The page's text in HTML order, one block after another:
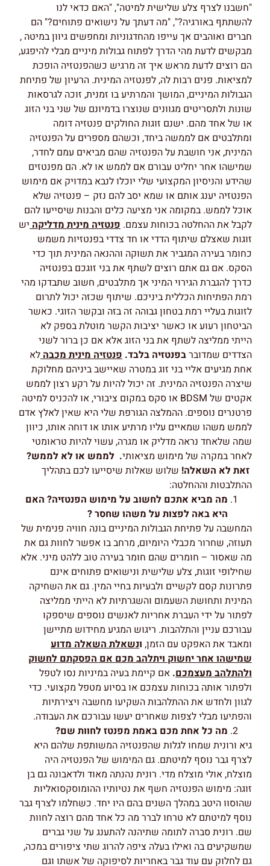
"חשבנו לצרף צלע שלישית למיטה", "האם כדאי לנו
להשתתף באורגיה?", "מה דעתך על נישואים פתוחים?" הם
חברים ואוהבים אך עייפו מהחדגוניות ומחפשים גיוון במיטה ,
מבקשים לדעת מהי הדרך לפתוח גבולות מיניים מבלי להיפגע,
הם רוצים לדעת מראש איך זה מרגיש כשהפנטזיה הופכת
למציאות. פנים רבות לה, לפנטזיה המינית. הרעיון של פתיחת
הגבולות המיניים, המושך והמרתיע בו זמנית, זוכה לגרסאות
שונות ולתסריטים מגוונים שנוצרו בדמיונם של שני בני הזוג
או של אחד מהם. ישנם זוגות החולקים פנטזיה דומה
ומתלבטים אם לממשה ביחד, וכשהם מספרים על הפנטזיה
המינית, אני חושבת על הפנטזיה שהם מביאים עמם לחדר,
שמישהו אחר יחליט עבורם אם לממש או לא. הם מפנטזים
שהידע והניסיון המקצועי שלי יוכלו לנבא במדויק אם מימוש
הפנטזיה יענג אותם או שמא יסב להם נזק – פנטזיה שלא
אוכל לממש. במקומה אני מציעה כלים והבנות שיסייעו להם
לקבל את ההחלטה בכוחות עצמם. פנטזיה מינית מדליקהיש
זוגות שאצלם שיתוף הדדי או חד צדדי בפנטזיות משמש
כחומר בעירה המגביר את תשוקה וההנאה המינית תוך כדי
הסקס. אם גם אתם רוצים לשתף את בני זוגכם בפנטזיה
כדרך להגברת הגירוי המיני אך מתלבטים, חשוב שתבדקו מהי
רמת הפתיחות הכללית ביניכם. שיתוף שכזה יכול לתרום
לזוגות בעליי רמת בטחון גבוהה זה בזה ובקשר הזוגי. כאשר
הביטחון רעוע או כאשר יציבות הקשר מוטלת בספק לא
הייתי ממליצה לשתף את בני הזוג אלא אם כן ברור לשני
הצדדים שמדוברבפנטזיה בלבד. פנטזיה מינית מכבהלא
אחת מגיעים אליי בני זוג במטרה שאיישב ביניהם מחלוקת
שיצרה הפנטזיה המינית. זה יכול להיות על רקע רצון לממש
אקטים של BDSM או סקס במקום ציבורי, או להכניס למיטה
פרטנרים נוספים. ההמלצה הגורפת שלי היא שאין לאלץ אדם
לממש משהו שמאיים עליו מרתיע אותו או דוחה אותו, כיוון
שמה שלאחד נראה מדליק או מגרה, עשוי להיות טראומטי
לאחר במקרה של מימוש מציאותי. לממש או לא לממש?
זאת לא השאלה! שלוש שאלות שיסייעו לכם בתהליך
ההתלבטות וההחלטה:
מה מביא אתכם לחשוב על מימוש הפנטזיה? האם
היא באה לפצות על משהו שחסר ?
המחשבה על פתיחת הגבולות המיניים בונה חוויה פנימית של
תעוזה, שחרור מכבלי היומיום, מרחב בו אפשר לחוות גם את
מה שאסור – חומרים שהם חומר בעירה טוב ללהט מיני. אלא
שחילופי זוגות, צלע שלישית ונישואים פתוחים אינם
פתרונות קסם לקשיים ולבעיות בחיי המין. גם את השחיקה
המינית ותחושת השעמום והשגרתיות לא הייתי ממליצה
לפתור על ידי העברת אחריות לאנשים נוספים שיספקו
עבורכם עניין והתלהבות. ריגוש המגיע מחידוש מתיישן
ומאבד את האפקט עם הזמן, ונשאלת השאלה מדוע
שמישהו אחר יחשוק ויתלהב מכם אם הפסקתם לחשוק
ולהתלהב מעצמכם. אם קיימת בעיה במיניות נסו לטפל
ולפתור אותה בכוחות עצמכם או בסיוע מטפל מקצועי. כדי
לגוון ולחדש את ההתלהבות השקיעו מחשבה ויצירתיות
והפתיעו מבלי לצפות שאחרים יעשו עבורכם את העבודה.
מה כל אחת מכם באמת מפנטז לחוות שם?
גיא ורונית שמחו לגלות שהפנטזיה המשותפת שלהם היא
לצרף גבר נוסף למיטתם. גם המימוש של הפנטזיה היה
מוצלח, אולי מוצלח מדי. רונית נהנתה מאוד ולדאבונה גם בן
זוגה: מימוש הפנטזיה חשף את נטיותיו ההומוסקסואליות
שהוסוו היטב במהלך השנים בהם היו יחד. כשחלמו לצרף גבר
נוסף למיטתם לא טרחו לברר מה כל אחד מהם רוצה לחוות
שם. רונית סברה לתומה שתיהנה להתענג על שני גברים
שמשקיעים בה ואילו בעלה ציפה להרוג שתי ציפורים במכה,
גם לחלוק עם עוד גבר באחריות לסיפוקה של אשתו וגם